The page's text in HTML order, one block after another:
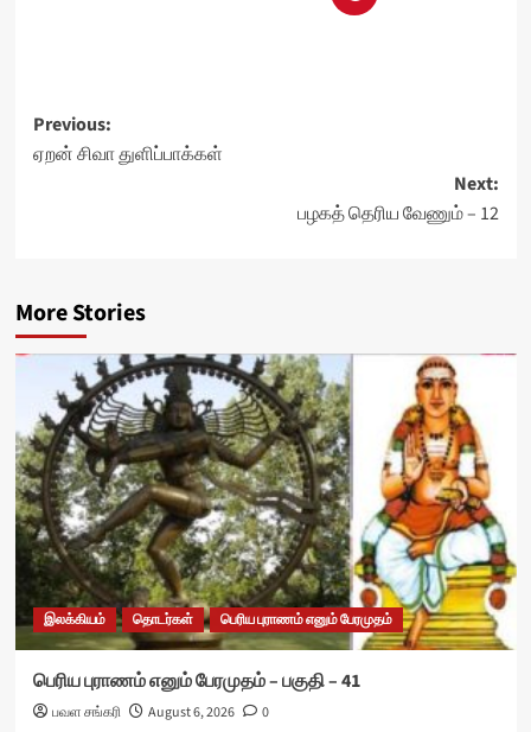
Post
navigation
Previous:
ஏறன் சிவா துளிப்பாக்கள்
Next:
பழகத் தெரிய வேணும் – 12
More Stories
இலக்கியம் தொடர்கள் பெரிய புராணம் எனும் பேரமுதம்
பெரிய புராணம் எனும் பேரமுதம் – பகுதி – 41
பவள சங்கரி August 6, 2026 0